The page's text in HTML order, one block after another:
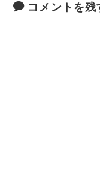
コメントを残